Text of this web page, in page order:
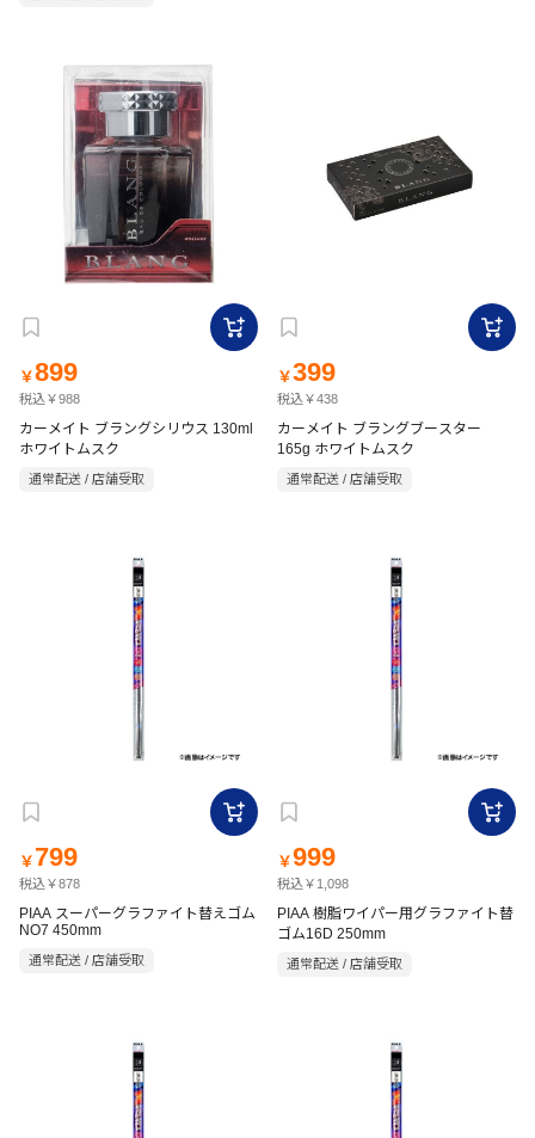
￥899
税込￥988
カーメイト ブラングシリウス 130ml
ホワイトムスク
通常配送 / 店舗受取
￥399
税込￥438
カーメイト ブラングブースター
165g ホワイトムスク
通常配送 / 店舗受取
￥ 799
税込￥878
PIAA スーパーグラファイト替えゴム
NO7 450mm
通常配送 / 店舗受取
￥999
税込￥1,098
PIAA 樹脂ワイパー用グラファイト替
ゴム16D 250mm
通常配送 / 店舗受取